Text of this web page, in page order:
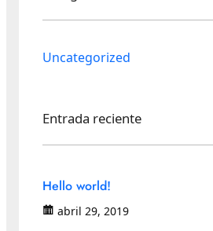
Uncategorized
Entrada reciente
Hello world!
abril 29, 2019